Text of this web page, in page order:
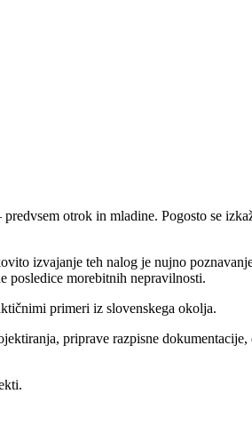
otrok in mladine. Pogosto se
izvajanje teh nalog je nujno
posledice morebitnih nepravilnosti.
primeri iz slovenskega okolja.
priprave razpisne dokumentacije,